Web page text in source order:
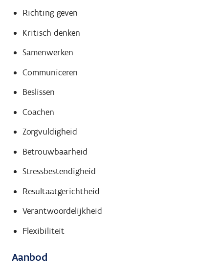
Richting geven
Kritisch denken
Samenwerken
Communiceren
Beslissen
Coachen
Zorgvuldigheid
Betrouwbaarheid
Stressbestendigheid
Resultaatgerichtheid
Verantwoordelijkheid
Flexibiliteit
Aanbod